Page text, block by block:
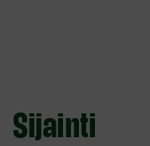
Sijainti